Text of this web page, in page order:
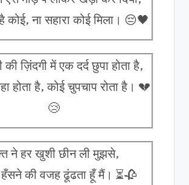
कोई, ना सहारा कोई मिला। 😔🖤
की ज़िंदगी में एक दर्द छुपा होता है,
होता है, कोई चुपचाप रोता है। 💔
😢
ने हर खुशी छीन ली मुझसे,
की वजह ढूंढता हूँ मैं। ⏳🥀